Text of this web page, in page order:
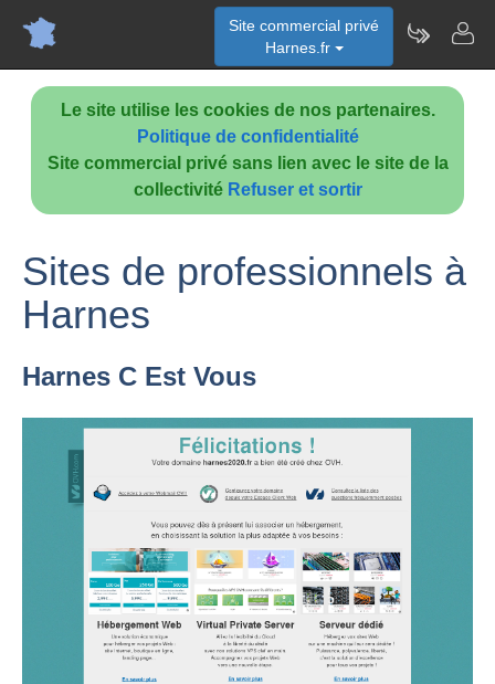
Le site utilise les cookies de nos partenaires.
Politique de confidentialité
Site commercial privé sans lien avec le site de la
collectivité Refuser et sortir
Site commercial privé
Harnes.fr
Sites de professionnels à
Harnes
Harnes C Est Vous